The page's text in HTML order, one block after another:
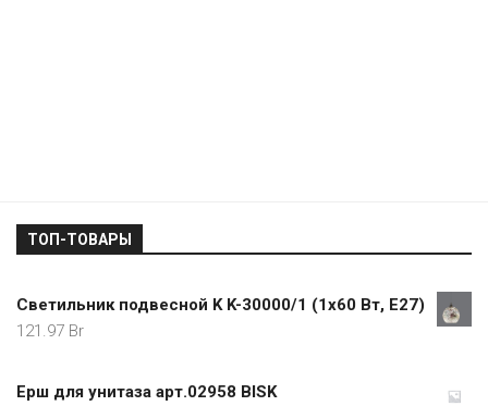
ТОП-ТОВАРЫ
Светильник подвесной K K-30000/1 (1х60 Вт, Е27)
121.97 Br
Ерш для унитаза арт.02958 BISK